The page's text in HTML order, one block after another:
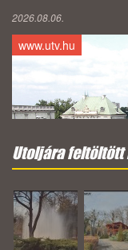
2026.08.06.
www.utv.hu
Utoljára feltöltött